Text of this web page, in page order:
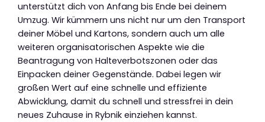
unterstützt dich von Anfang bis Ende bei deinem
Umzug. Wir kümmern uns nicht nur um den Transport
deiner Möbel und Kartons, sondern auch um alle
weiteren organisatorischen Aspekte wie die
Beantragung von Halteverbotszonen oder das
Einpacken deiner Gegenstände. Dabei legen wir
großen Wert auf eine schnelle und effiziente
Abwicklung, damit du schnell und stressfrei in dein
neues Zuhause in Rybnik einziehen kannst.